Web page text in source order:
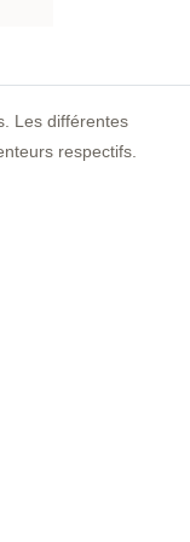
Les différentes
respectifs.